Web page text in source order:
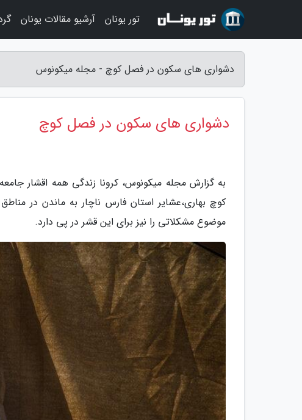
دشواری های سکون در فصل کوچ - مجله میکونوس
دشواری های سکون در فصل کوچ
به گزارش مجله میکونوس، کرونا زندگی همه اقشار
کوچ بهاری،عشایر استان فارس ناچار به ماندن در
موضوع مشکلاتی را نیز برای این قشر در پی دارد.
تور یونان آرشیو مقالات یونان